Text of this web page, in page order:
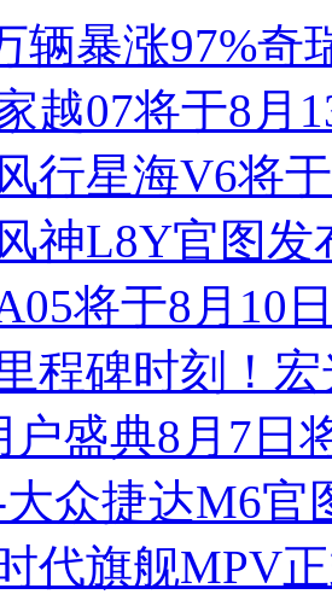
辆暴涨97%奇
越07将于8月
行星海V6将
神L8Y官图发
将于8月10
程碑时刻！
户盛典8月7日
众捷达M6官
代旗舰MPV